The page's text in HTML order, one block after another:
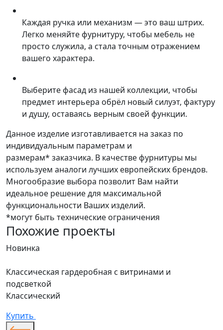
Каждая ручка или механизм — это ваш штрих.
Легко меняйте фурнитуру, чтобы мебель не
просто служила, а стала точным отражением
вашего характера.
Выберите фасад из нашей коллекции, чтобы
предмет интерьера обрёл новый силуэт, фактуру
и душу, оставаясь верным своей функции.
Данное изделие изготавливается на заказ по
индивидуальным параметрам и
размерам* заказчика. В качестве фурнитуры мы
используем аналоги лучших европейских брендов.
Многообразие выбора позволит Вам найти
идеальное решение для максимальной
функциональности Ваших изделий.
*могут быть технические ограничения
Похожие проекты
Новинка
Классическая гардеробная с витринами и
подсветкой
Классический
Купить